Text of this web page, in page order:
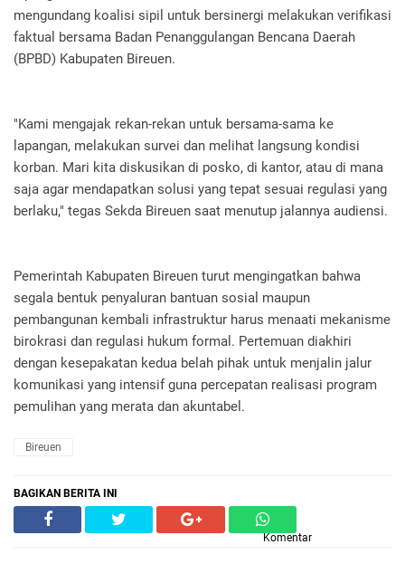
mengundang koalisi sipil untuk bersinergi melakukan verifikasi
faktual bersama Badan Penanggulangan Bencana Daerah
(BPBD) Kabupaten Bireuen.
"Kami mengajak rekan-rekan untuk bersama-sama ke
lapangan, melakukan survei dan melihat langsung kondisi
korban. Mari kita diskusikan di posko, di kantor, atau di mana
saja agar mendapatkan solusi yang tepat sesuai regulasi yang
berlaku," tegas Sekda Bireuen saat menutup jalannya audiensi.
Pemerintah Kabupaten Bireuen turut mengingatkan bahwa
segala bentuk penyaluran bantuan sosial maupun
pembangunan kembali infrastruktur harus menaati mekanisme
birokrasi dan regulasi hukum formal. Pertemuan diakhiri
dengan kesepakatan kedua belah pihak untuk menjalin jalur
komunikasi yang intensif guna percepatan realisasi program
pemulihan yang merata dan akuntabel.
Bireuen
BAGIKAN BERITA INI
Komentar